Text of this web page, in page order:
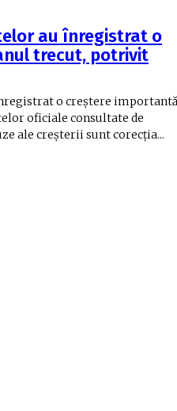
au înregistrat o
trecut, potrivit
o creştere importantă
oficiale consultate de
ale creşterii sunt corecţia...